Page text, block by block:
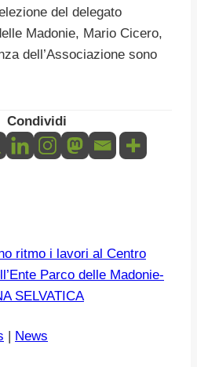
del delegato
Madonie, Mario Cicero,
dell’Associazione sono
Condividi
| News